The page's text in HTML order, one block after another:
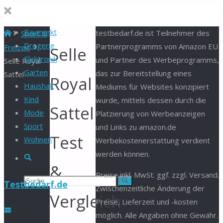
Baumarkt
Drogerie
Elektronik
Garten
Haushalt
Kind
Mode
Sport
Wohnen
Suche
Suchen Suche
Testbedarf.de
StartSport &
Freizeit
Selle Royal
Sattel
Selle
Royal
Sattel
Test
&
Vergleich
testbedarf.de ist Teilnehmer des
Partnerprogramms von Amazon EU
und Partner des Werbeprogramms,
das zur Bereitstellung eines
Mediums für Websites konzipiert
wurde, mittels dessen durch die
Platzierung von Werbeanzeigen
und Links zu amazon.de
Werbekostenerstattung verdient
werden können.
Preise inkl. MwSt. ggf. zzgl. Versand.
Zwischenzeitliche Änderung der
Preise, Lieferzeit und -kosten
möglich. Alle Angaben ohne Gewähr.